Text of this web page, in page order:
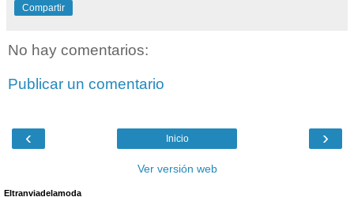
Compartir
No hay comentarios:
Publicar un comentario
‹ ›
Inicio
Ver versión web
Eltranviadelamoda